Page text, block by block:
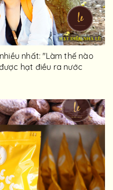
nhất: "Làm thế nào
hạt điều ra nước